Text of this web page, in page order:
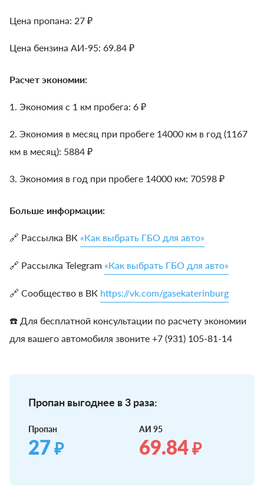
Цена пропана: 27 ₽
Цена бензина АИ-95: 69.84 ₽
Расчет экономии:
1. Экономия с 1 км пробега: 6 ₽
2. Экономия в месяц при пробеге 14000 км в год (1167
км в месяц): 5884 ₽
3. Экономия в год при пробеге 14000 км: 70598 ₽
Больше информации:
🔗 Рассылка ВК «Как выбрать ГБО для авто»
🔗 Рассылка Telegram «Как выбрать ГБО для авто»
🔗 Сообщество в ВК https://vk.com/gasekaterinburg
☎️ Для бесплатной консультации по расчету экономии
для вашего автомобиля звоните +7 (931) 105-81-14
Пропан выгоднее в 3 раза:
Пропан
27₽
АИ 95
69.84₽